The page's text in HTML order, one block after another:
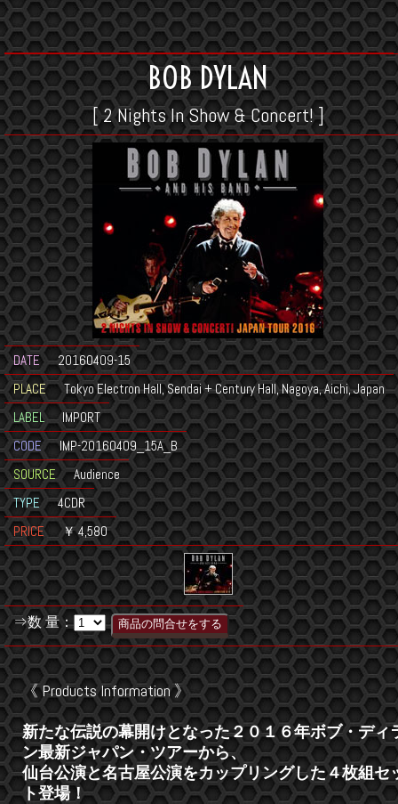
BOB DYLAN
[ 2 Nights In Show & Concert! ]
DATE
20160409-15
PLACE
Tokyo Electron Hall, Sendai + Century Hall, Nagoya, Aichi, Japan
LABEL
IMPORT
CODE
IMP-20160409_15A_B
SOURCE
Audience
TYPE
4CDR
PRICE
￥ 4,580
⇒数 量：
《 Products Information 》
新たな伝説の幕開けとなった２０１６年ボブ・ディ
ン最新ジャパン・ツアーから、
仙台公演と名古屋公演をカップリングした４枚組セ
ト登場！